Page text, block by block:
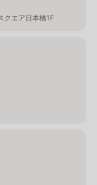
エア日本橋1F